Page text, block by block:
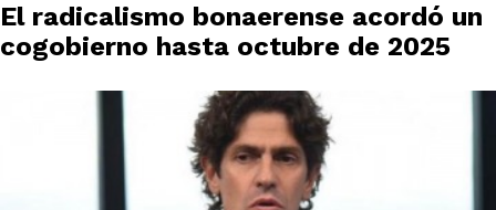
El radicalismo bonaerense acordó un
cogobierno hasta octubre de 2025